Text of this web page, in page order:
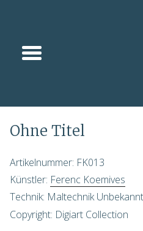
Ohne Titel
Artikelnummer: FK013
Künstler: Ferenc Koemives
Technik: Maltechnik Unbekannt
Copyright: Digiart Collection